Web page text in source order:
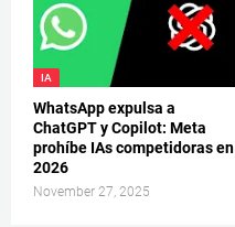
IA
WhatsApp expulsa a
ChatGPT y Copilot: Meta
prohíbe IAs competidoras en
2026
November 27, 2025